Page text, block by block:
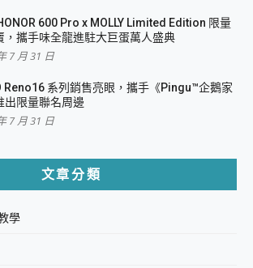
600 Pro x MOLLY Limited Edition 限量
，攜手味全龍進駐大巨蛋萬人盛典
7 月 31 日
Reno16 系列銷售亮眼，攜手《Pingu™企鵝家
出限量聯名周邊
7 月 31 日
文章分類
學